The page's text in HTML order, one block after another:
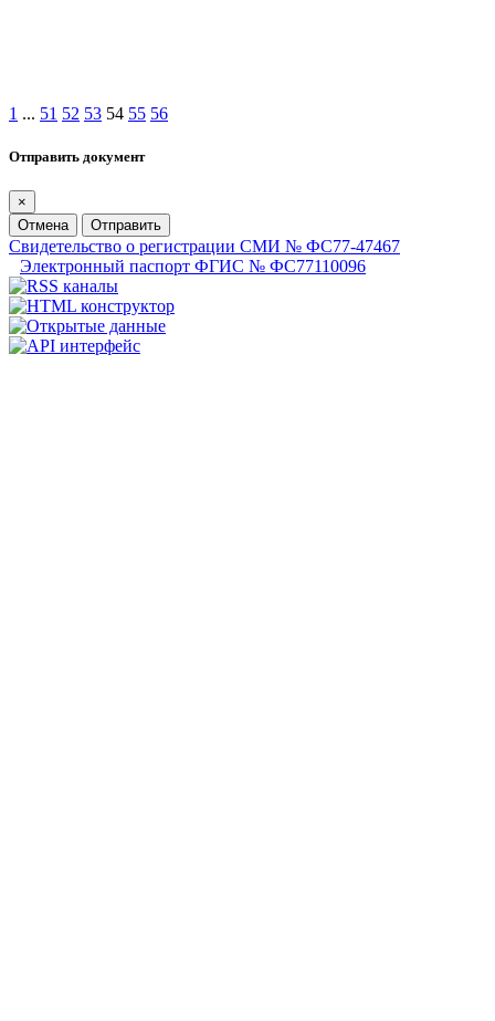
1 ... 51 52 53 54 55 56
Отправить документ
×
Отмена
Отправить
Свидетельство о регистрации СМИ № ФС77-47467
Электронный паспорт ФГИС № ФС77110096